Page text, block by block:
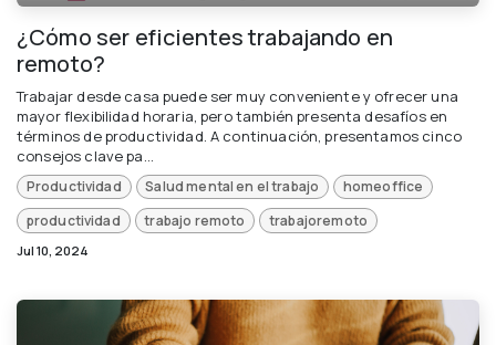
¿Cómo ser eficientes trabajando en
remoto?
Trabajar desde casa puede ser muy conveniente y ofrecer una
mayor flexibilidad horaria, pero también presenta desafíos en
términos de productividad. A continuación, presentamos cinco
consejos clave pa...
Productividad Salud mental en el trabajo
homeoffice
productividad
trabajo remoto trabajoremoto
Jul 10, 2024